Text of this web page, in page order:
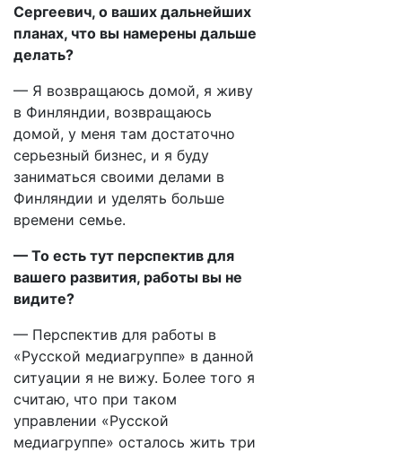
Сергеевич, о ваших дальнейших
планах, что вы намерены дальше
делать?
— Я возвращаюсь домой, я живу
в Финляндии, возвращаюсь
домой, у меня там достаточно
серьезный бизнес, и я буду
заниматься своими делами в
Финляндии и уделять больше
времени семье.
— То есть тут перспектив для
вашего развития, работы вы не
видите?
— Перспектив для работы в
«Русской медиагруппе» в данной
ситуации я не вижу. Более того я
считаю, что при таком
управлении «Русской
медиагруппе» осталось жить три